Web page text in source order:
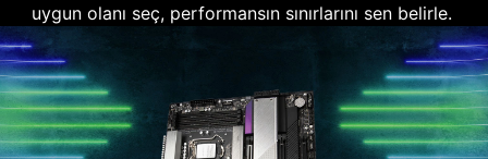
uygun olanı seç, performansın sınırlarını sen belirle.